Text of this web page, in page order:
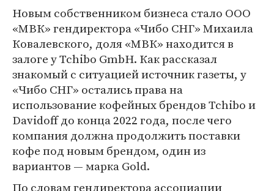
Новым собственником бизнеса стало ООО
«МВК» гендиректора «Чибо СНГ» Михаила
Ковалевского, доля «МВК» находится в
залоге у Tchibo GmbH. Как рассказал
знакомый с ситуацией источник газеты, у
«Чибо СНГ» остались права на
использование кофейных брендов Tchibo и
Davidoff до конца 2022 года, после чего
компания должна продолжить поставки
кофе под новым брендом, один из
вариантов — марка Gold.
По словам гендиректора ассоциации